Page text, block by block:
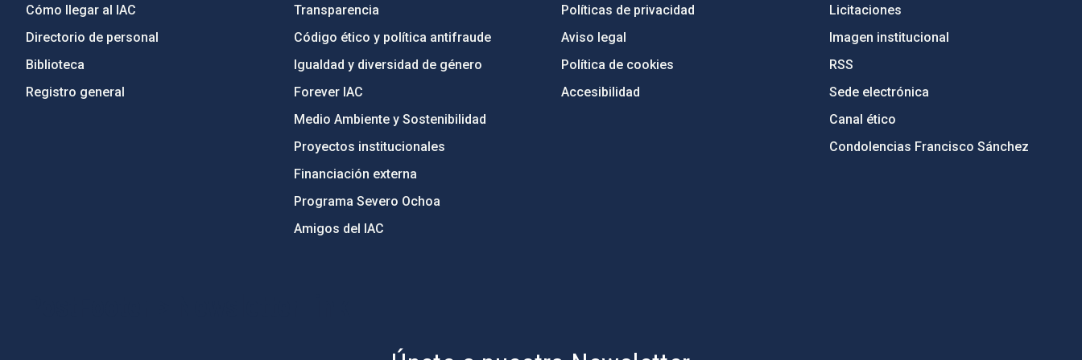
Cómo llegar al IAC
Directorio de personal
Biblioteca
Registro general
Transparencia
Código ético y política antifraude
Igualdad y diversidad de género
Forever IAC
Medio Ambiente y Sostenibilidad
Proyectos institucionales
Financiación externa
Programa Severo Ochoa
Amigos del IAC
Políticas de privacidad
Aviso legal
Política de cookies
Accesibilidad
Licitaciones
Imagen institucional
RSS
Sede electrónica
Canal ético
Condolencias Francisco Sánchez